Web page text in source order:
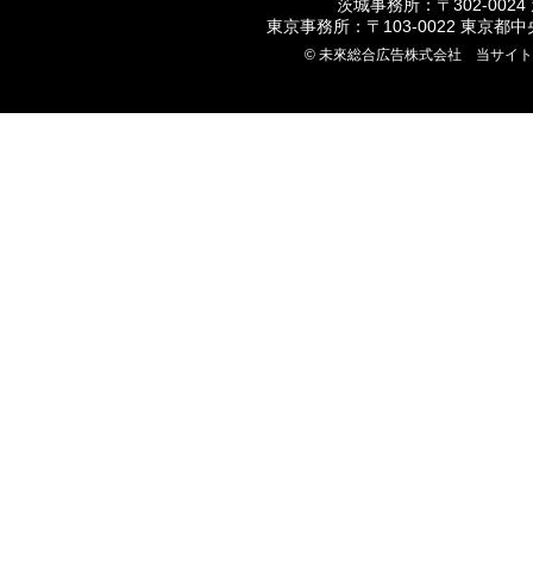
茨城事務所：〒302-0024
東京事務所：〒103-0022 東京都
© 未來総合広告株式会社 当サイ